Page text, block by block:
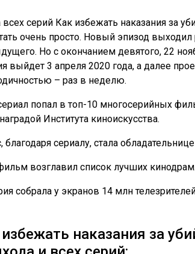
серий Как избежать наказания за
очень просто. Новый эпизод
Но с окончанием девятого, 22
выйдет 3 апреля 2020 года, а далее
– раз в неделю.
попал в топ-10 многосерийных
Института киноискусства.
благодаря сериалу, стала
возглавил список лучших кинодрам.
собрала у экранов 14 млн
наказания за